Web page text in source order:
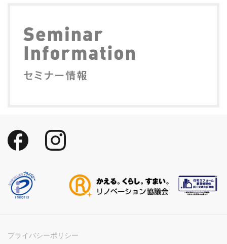
プライバシーポリシー